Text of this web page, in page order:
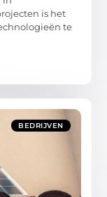
is het
te
BEDRIJVEN